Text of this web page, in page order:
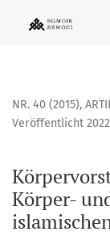
NR. 40 (2015),
Körper-
Veröffentlicht